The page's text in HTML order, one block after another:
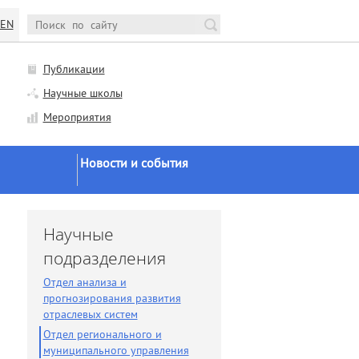
EN
Публикации
Научные школы
Мероприятия
Новости и события
Конференции и семинары
Заседания ученого совета
Заседания диссоветов
Экспертное мнение
Научные
подразделения
Отдел анализа и
прогнозирования развития
отраслевых систем
Отдел регионального и
муниципального управления